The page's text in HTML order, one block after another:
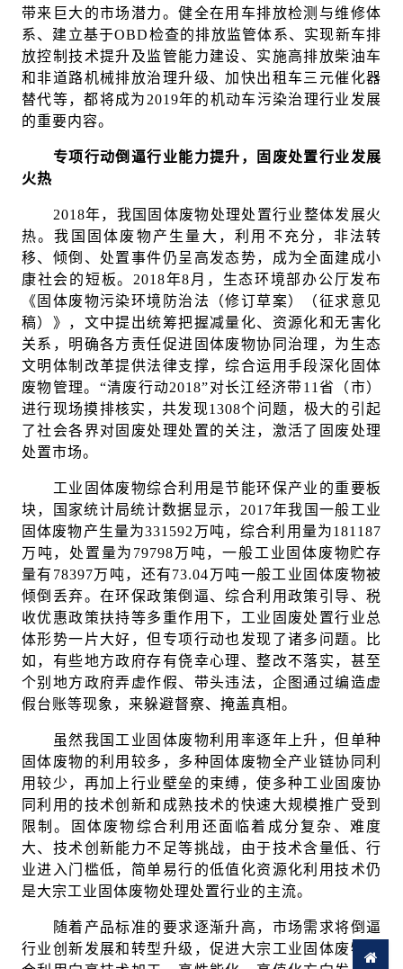
带来巨大的市场潜力。健全在用车排放检测与维修体
系、建立基于OBD检查的排放监管体系、实现新车排
放控制技术提升及监管能力建设、实施高排放柴油车
和非道路机械排放治理升级、加快出租车三元催化器
替代等，都将成为2019年的机动车污染治理行业发展
的重要内容。
专项行动倒逼行业能力提升，固废处置行业发展
火热
2018年，我国固体废物处理处置行业整体发展火
热。我国固体废物产生量大，利用不充分，非法转
移、倾倒、处置事件仍呈高发态势，成为全面建成小
康社会的短板。2018年8月，生态环境部办公厅发布
《固体废物污染环境防治法（修订草案）（征求意见
稿）》，文中提出统筹把握减量化、资源化和无害化
关系，明确各方责任促进固体废物协同治理，为生态
文明体制改革提供法律支撑，综合运用手段深化固体
废物管理。“清废行动2018”对长江经济带11省（市）
进行现场摸排核实，共发现1308个问题，极大的引起
了社会各界对固废处理处置的关注，激活了固废处理
处置市场。
工业固体废物综合利用是节能环保产业的重要板
块，国家统计局统计数据显示，2017年我国一般工业
固体废物产生量为331592万吨，综合利用量为181187
万吨，处置量为79798万吨，一般工业固体废物贮存
量有78397万吨，还有73.04万吨一般工业固体废物被
倾倒丢弃。在环保政策倒逼、综合利用政策引导、税
收优惠政策扶持等多重作用下，工业固废处置行业总
体形势一片大好，但专项行动也发现了诸多问题。比
如，有些地方政府存有侥幸心理、整改不落实，甚至
个别地方政府弄虚作假、带头违法，企图通过编造虚
假台账等现象，来躲避督察、掩盖真相。
虽然我国工业固体废物利用率逐年上升，但单种
固体废物的利用较多，多种固体废物全产业链协同利
用较少，再加上行业壁垒的束缚，使多种工业固废协
同利用的技术创新和成熟技术的快速大规模推广受到
限制。固体废物综合利用还面临着成分复杂、难度
大、技术创新能力不足等挑战，由于技术含量低、行
业进入门槛低，简单易行的低值化资源化利用技术仍
是大宗工业固体废物处理处置行业的主流。
随着产品标准的要求逐渐升高，市场需求将倒逼
行业创新发展和转型升级，促进大宗工业固体废物综